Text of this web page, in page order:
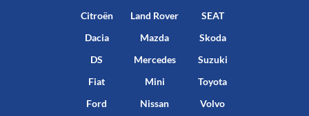
Citroën
Dacia
DS
Fiat
Ford
Land Rover
Mazda
Mercedes
Mini
Nissan
SEAT
Skoda
Suzuki
Toyota
Volvo